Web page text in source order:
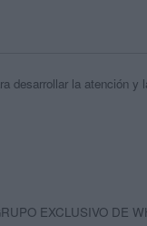
desarrollar la atención
EXCLUSIVO DE